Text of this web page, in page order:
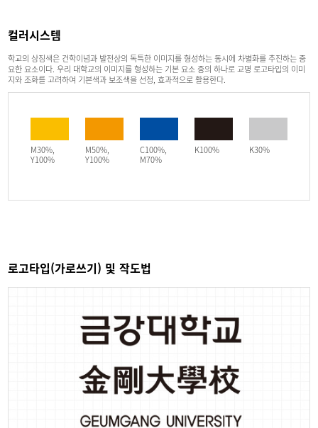
컬러시스템
학교의 상징색은 건학이념과 발전상의 독특한 이미지를 형성하는 동시에 차별화를 추진하는 중
요한 요소이다. 우리 대학교의 이미지를 형성하는 기본 요소 중의 하나로 교명 로고타입의 이미
지와 조화를 고려하여 기본색과 보조색을 선정, 효과적으로 활용한다.
M30%,
Y100%
M50%,
Y100%
C100%,
M70%
K100% K30%
로고타입(가로쓰기) 및 작도법